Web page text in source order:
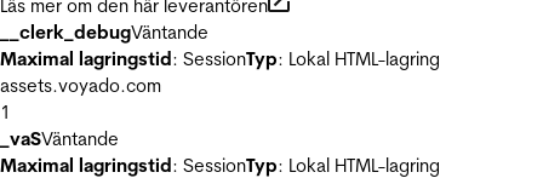
Läs mer om den här leverantören
__clerk_debugVäntande
Maximal lagringstid: SessionTyp: Lokal HTML-lagring
assets.voyado.com
1
_vaSVäntande
Maximal lagringstid: SessionTyp: Lokal HTML-lagring